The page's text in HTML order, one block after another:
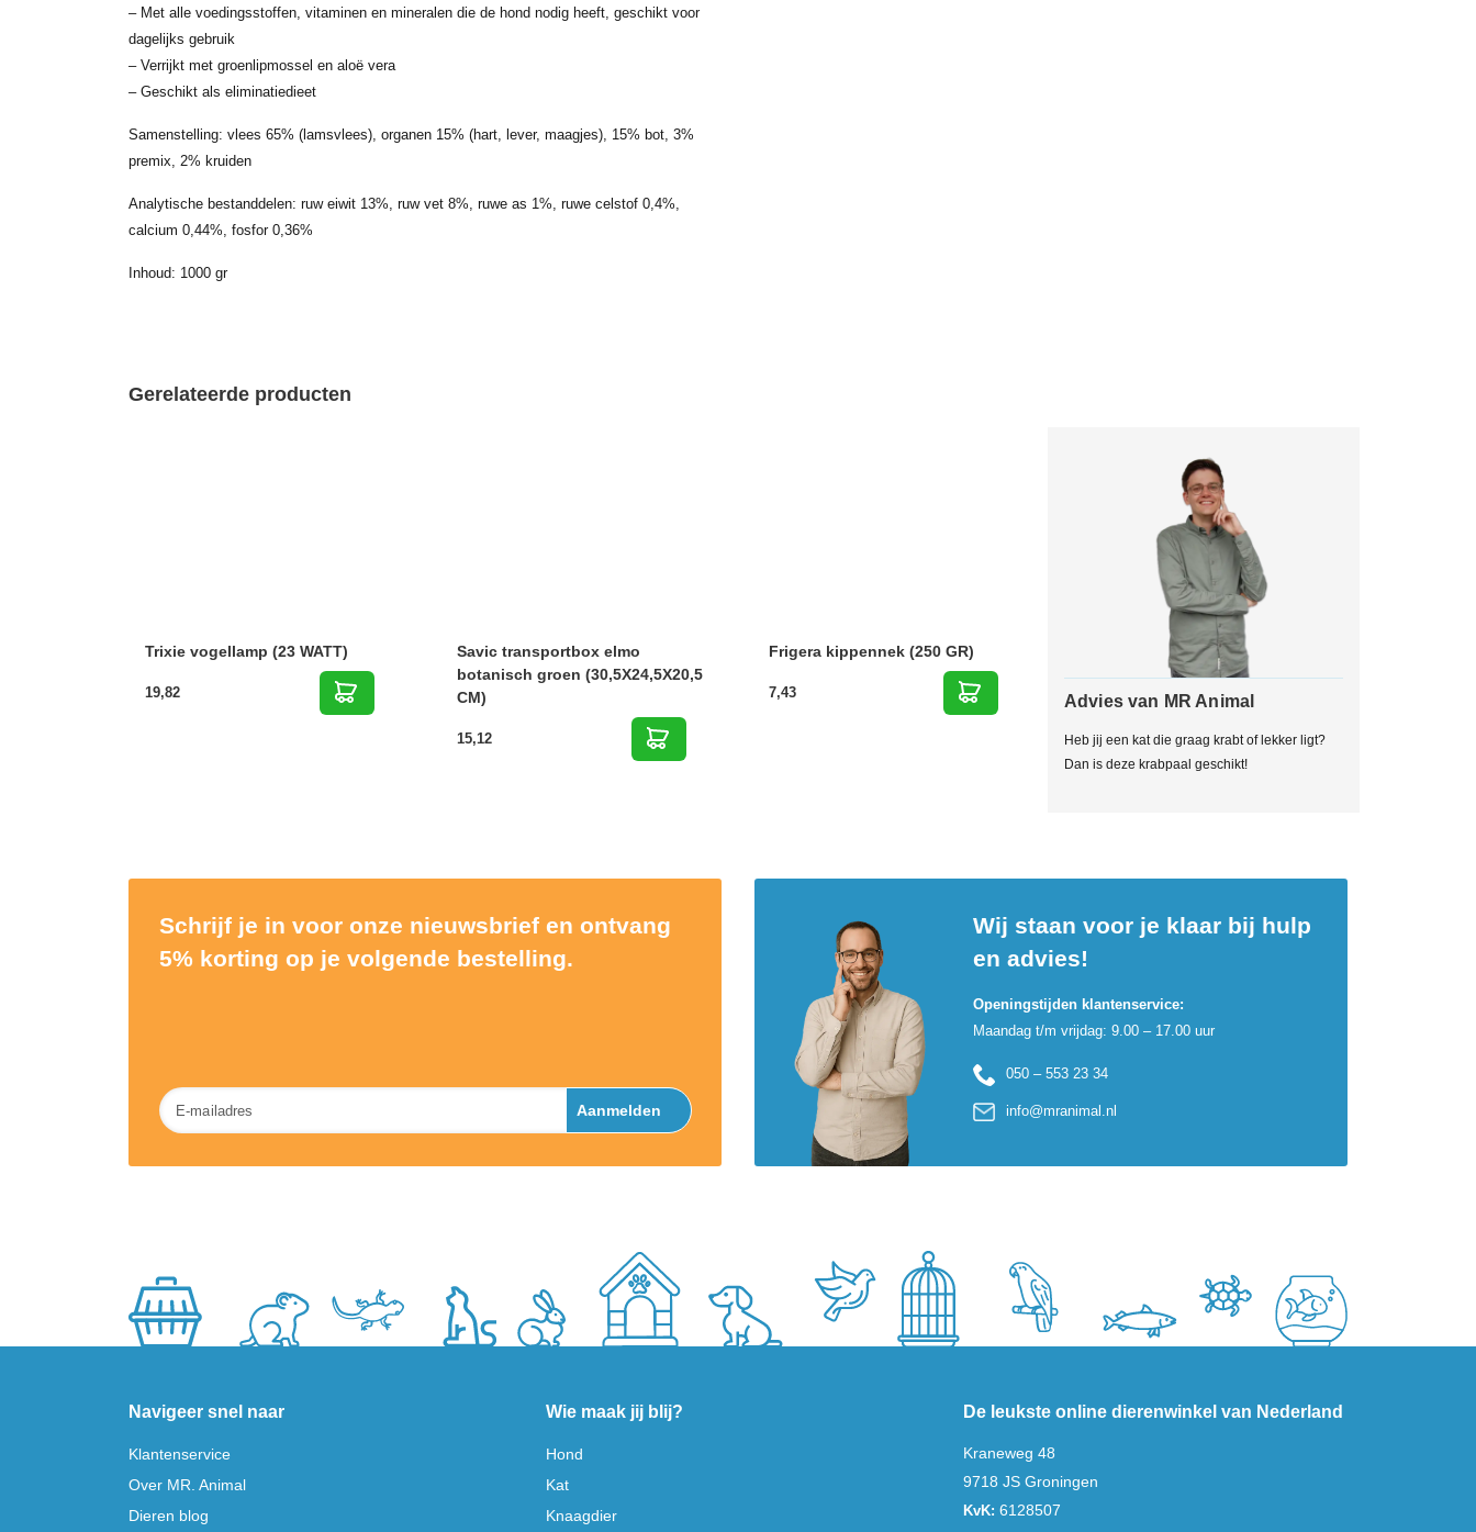
– Met alle voedingsstoffen, vitaminen en mineralen die de hond nodig heeft, geschikt voor
dagelijks gebruik
– Verrijkt met groenlipmossel en aloë vera
– Geschikt als eliminatiedieet
Samenstelling: vlees 65% (lamsvlees), organen 15% (hart, lever, maagjes), 15% bot, 3%
premix, 2% kruiden
Analytische bestanddelen: ruw eiwit 13%, ruw vet 8%, ruwe as 1%, ruwe celstof 0,4%,
calcium 0,44%, fosfor 0,36%
Inhoud: 1000 gr
Gerelateerde producten
Trixie vogellamp (23 WATT)
19,82
Savic transportbox elmo
botanisch groen (30,5X24,5X20,5
CM)
15,12
Frigera kippennek (250 GR)
7,43 Advies van MR Animal
Heb jij een kat die graag krabt of lekker ligt?
Dan is deze krabpaal geschikt!
Schrijf je in voor onze nieuwsbrief en ontvang
5% korting op je volgende bestelling.
Nieuwsbrief Aanmelden
Wij staan voor je klaar bij hulp
en advies!
Openingstijden klantenservice:
Maandag t/m vrijdag: 9.00 – 17.00 uur
050 – 553 23 34
info@mranimal.nl
Navigeer snel naar
Klantenservice
Over MR. Animal
Dieren blog
Wie maak jij blij?
Hond
Kat
Knaagdier
De leukste online dierenwinkel van Nederland
Kraneweg 48
9718 JS Groningen
KvK: 6128507